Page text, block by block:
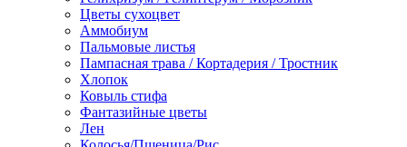
Цветы сухоцвет
Аммобиум
Пальмовые листья
Пампасная трава / Кортадерия / Тростник
Хлопок
Ковыль стифа
Фантазийные цветы
Лен